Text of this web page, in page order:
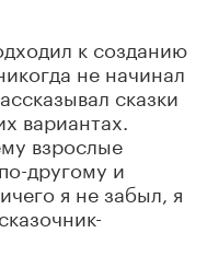
к созданию
не начинал
сказки
вариантах.
взрослые
другому и
я не забыл, я